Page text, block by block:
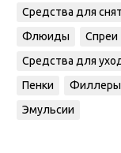
Средства для
Флюиды
Спреи
Средства для
Пенки
Филлеры
Эмульсии